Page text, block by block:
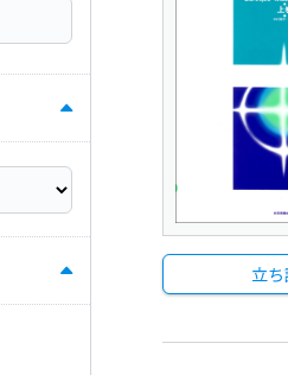
立